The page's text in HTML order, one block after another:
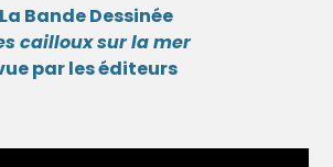
La Bande Dessinée
cailloux sur la mer
par les éditeurs